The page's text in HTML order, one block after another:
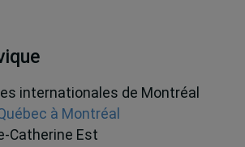
internationales de Montréal
à Montréal
Catherine Est